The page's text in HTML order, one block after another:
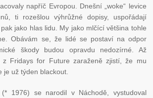
napříč Evropou. Dnešní „woke“ levice
ti rozešlou výhrůžné dopisy, uspořádají
jako hlas lidu. My jako mlčící většina tohle
Obávám se, že lidé se postaví na odpor
škody budou opravdu nedozírné. Až
z Fridays for Future zaraženě zjistí, že mu
je už týden blackout.
(* 1976) se narodil v Náchodě, vystudoval